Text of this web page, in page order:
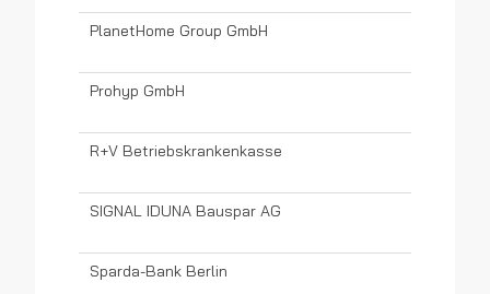
PlanetHome Group GmbH
Prohyp GmbH
R+V Betriebskrankenkasse
SIGNAL IDUNA Bauspar AG
Sparda-Bank Berlin